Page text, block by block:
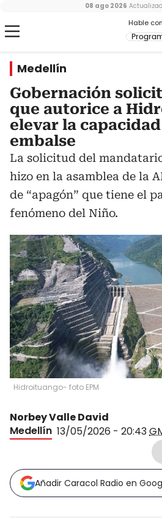
Hable
08 ago 2026
Medellín
Gobernación
que autorice a
elevar la
embalse
La solicitud del
hizo en la asamblea de la
de “apagón” que tiene el
fenómeno del Niño.
Hidroituango- foto EPM
Norbey Valle David
Medellín 13/05/2026 - 20:43
Añadir Caracol Radio en